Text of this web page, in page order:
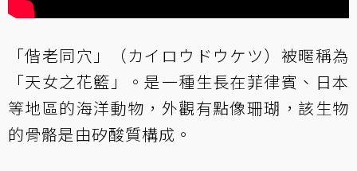
「偕老同穴」（カイロウドウケツ）被暱稱為
「天女之花籃」。是一種生長在菲律賓、日本
等地區的海洋動物，外觀有點像珊瑚，該生物
的骨骼是由矽酸質構成。